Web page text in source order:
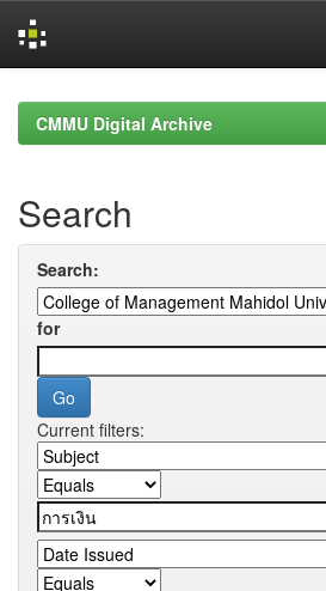
navigationCMMU Digital Archive
Search
Search:
for
Current filters: